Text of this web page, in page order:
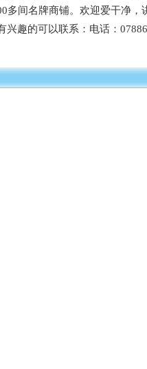
多间名牌商铺。欢迎爱干净，
趣的可以联系：电话：